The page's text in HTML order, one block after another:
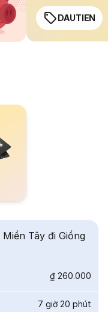
DAUTIEN
Tây đi Giồng
₫ 260.000
7 giờ 20 phút